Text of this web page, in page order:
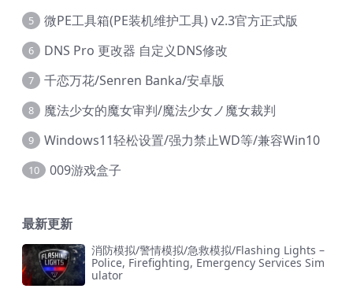
5 微PE工具箱(PE装机维护工具) v2.3官方正式版
6 DNS Pro 更改器 自定义DNS修改
7 千恋万花/Senren Banka/安卓版
8 魔法少女的魔女审判/魔法少女ノ魔女裁判
9 Windows11轻松设置/强力禁止WD等/兼容Win10
10 009游戏盒子
最新更新
消防模拟/警情模拟/急救模拟/Flashing Lights –
Police, Firefighting, Emergency Services Sim
ulator